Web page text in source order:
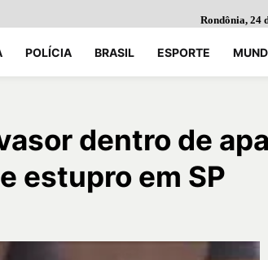
Rondônia, 24
POLÍCIA BRASIL ESPORTE
dentro de
estupro em SP